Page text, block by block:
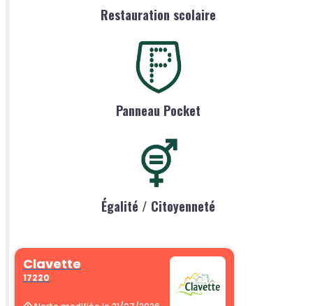
Restauration scolaire
Panneau Pocket
Égalité / Citoyenneté